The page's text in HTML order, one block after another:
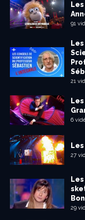
91
21
6
27
29